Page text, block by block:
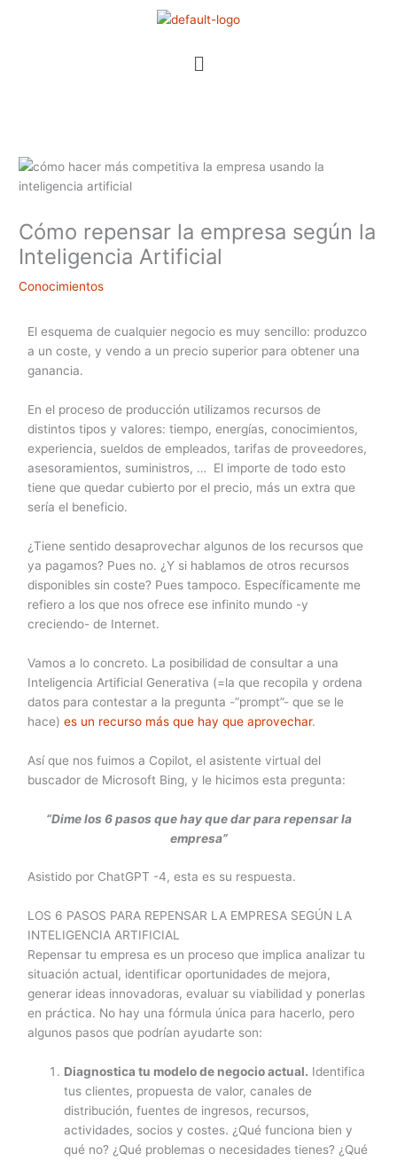
Menú
Cómo repensar la empresa según la
Inteligencia Artificial
Conocimientos
El esquema de cualquier negocio es muy sencillo: produzco
a un coste, y vendo a un precio superior para obtener una
ganancia.
En el proceso de producción utilizamos recursos de
distintos tipos y valores: tiempo, energías, conocimientos,
experiencia, sueldos de empleados, tarifas de proveedores,
asesoramientos, suministros, … El importe de todo esto
tiene que quedar cubierto por el precio, más un extra que
sería el beneficio.
¿Tiene sentido desaprovechar algunos de los recursos que
ya pagamos? Pues no. ¿Y si hablamos de otros recursos
disponibles sin coste? Pues tampoco. Específicamente me
refiero a los que nos ofrece ese infinito mundo -y
creciendo- de Internet.
Vamos a lo concreto. La posibilidad de consultar a una
Inteligencia Artificial Generativa (=la que recopila y ordena
datos para contestar a la pregunta -”prompt”- que se le
hace)es un recurso más que hay que aprovechar.
Así que nos fuimos a Copilot, el asistente virtual del
buscador de Microsoft Bing, y le hicimos esta pregunta:
“Dime los 6 pasos que hay que dar para repensar la
empresa”
Asistido por ChatGPT -4, esta es su respuesta.
LOS 6 PASOS PARA REPENSAR LA EMPRESA SEGÚN LA
INTELIGENCIA ARTIFICIAL
Repensar tu empresa es un proceso que implica analizar tu
situación actual, identificar oportunidades de mejora,
generar ideas innovadoras, evaluar su viabilidad y ponerlas
en práctica. No hay una fórmula única para hacerlo, pero
algunos pasos que podrían ayudarte son:
Diagnostica tu modelo de negocio actual. Identifica
tus clientes, propuesta de valor, canales de
distribución, fuentes de ingresos, recursos,
actividades, socios y costes. ¿Qué funciona bien y
qué no? ¿Qué problemas o necesidades tienes? ¿Qué